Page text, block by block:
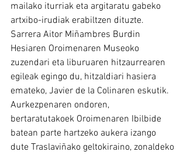
mailako iturriak eta argitaratu gabeko
artxibo-irudiak erabiltzen dituzte.
Sarrera Aitor Miñambres Burdin
Hesiaren Oroimenaren Museoko
zuzendari eta liburuaren hitzaurrearen
egileak egingo du, hitzaldiari hasiera
emateko, Javier de la Colinaren eskutik.
Aurkezpenaren ondoren,
bertaratutakoek Oroimenaren Ibilbide
batean parte hartzeko aukera izango
dute Traslaviñako geltokiraino, zonaldeko